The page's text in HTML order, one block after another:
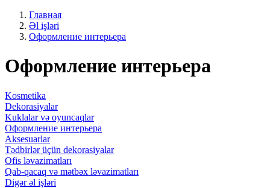
Главная
Əl işləri
Оформление интерьера
Оформление интерьера
Kosmetika
Dekorasiyalar
Kuklalar və oyuncaqlar
Оформление интерьера
Aksesuarlar
Tədbirlər üçün dekorasiyalar
Ofis ləvazimatları
Qab-qacaq və mətbəx ləvazimatları
Digər əl işləri